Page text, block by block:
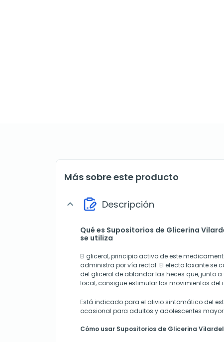
Más sobre este producto
expand_more Descripción
Qué es Supositorios de Glicerina
se utiliza
El glicerol, principio activo de este
administra por vía rectal. El efecto laxante se
del glicerol de ablandar las heces que, junto
local, consigue estimular los movimientos del
Está indicado para el alivio sintomático del
ocasional para adultos y adolescentes
Cómo usar Supositorios de Glicerina